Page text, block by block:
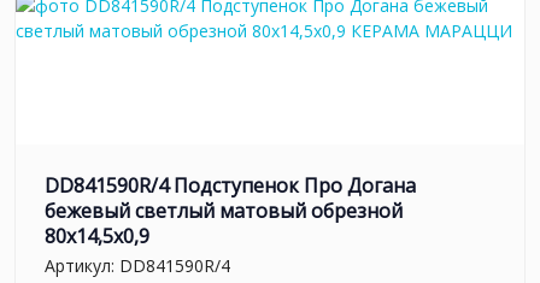
DD841590R/4 Подступенок Про Догана
бежевый светлый матовый обрезной
80x14,5x0,9
Артикул: DD841590R/4